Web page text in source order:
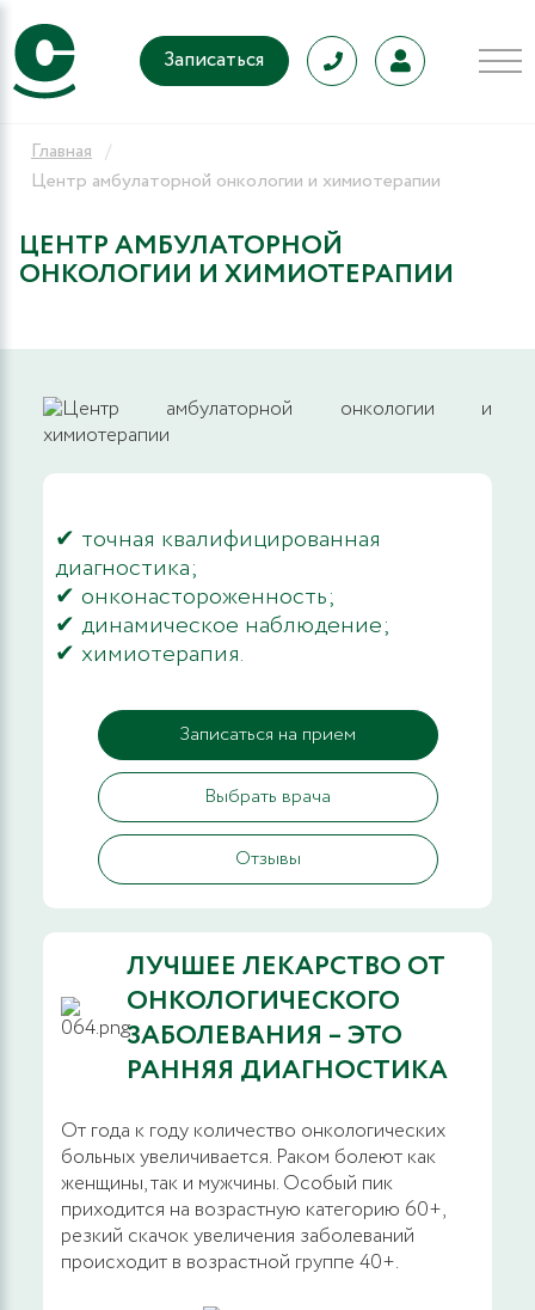
Записаться
Главная
Центр амбулаторной онкологии и химиотерапии
ЦЕНТР АМБУЛАТОРНОЙ
ОНКОЛОГИИ И ХИМИОТЕРАПИИ
✔ точная квалифицированная
диагностика;
✔ онконастороженность;
✔ динамическое наблюдение;
✔ химиотерапия.
Записаться на прием
Выбрать врача
Отзывы
ЛУЧШЕЕ ЛЕКАРСТВО ОТ
ОНКОЛОГИЧЕСКОГО
ЗАБОЛЕВАНИЯ – ЭТО
РАННЯЯ ДИАГНОСТИКА
От года к году количество онкологических
больных увеличивается. Раком болеют как
женщины, так и мужчины. Особый пик
приходится на возрастную категорию 60+,
резкий скачок увеличения заболеваний
происходит в возрастной группе 40+.